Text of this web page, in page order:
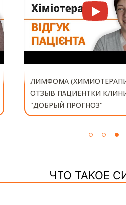
ЛИМФОМА
ОТЗЫВ ПАЦИЕНТКИ
"ДОБРЫЙ ПРОГНОЗ"
ЧТО ТАКОЕ